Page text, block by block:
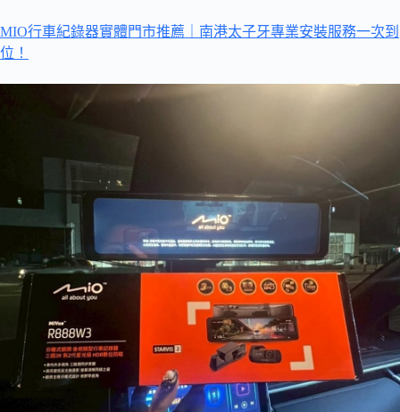
MIO行車紀錄器實體門市推薦｜南港太子牙專業安裝服務一次到
位！